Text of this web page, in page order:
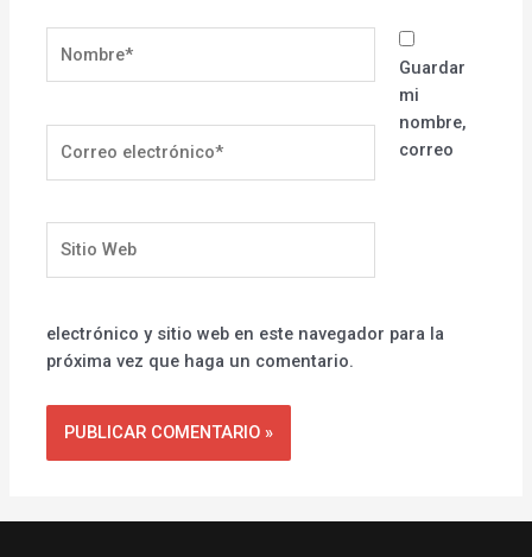
electrónico*
Web
Guardar
mi
nombre,
correo
electrónico y sitio web en este navegador para la
próxima vez que haga un comentario.